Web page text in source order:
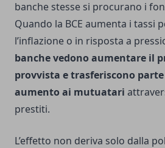
banche stesse si procurano i
Quando la BCE aumenta i tassi
l’inflazione o in risposta a
banche vedono aumentare il
provvista e trasferiscono
aumento ai mutuatari
prestiti.
L’effetto non deriva solo dalla